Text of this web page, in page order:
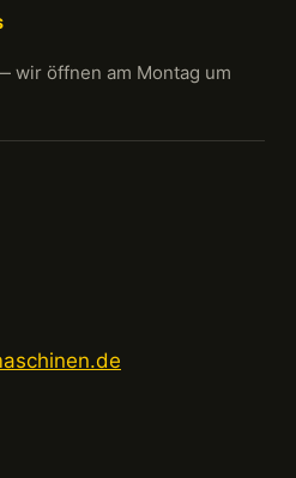
wir öffnen am Montag um